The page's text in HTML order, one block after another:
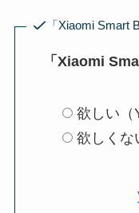
「Xiaomi Smart
「Xiaomi
欲しい（
欲しくな